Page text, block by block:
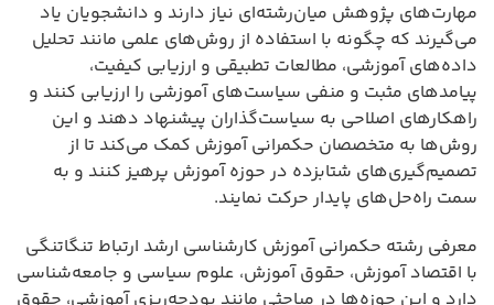
مهارت‌های پژوهش میان‌رشته‌ای نیاز دارند و دانشجویان یاد
می‌گیرند که چگونه با استفاده از روش‌های علمی مانند تحلیل
داده‌های آموزشی، مطالعات تطبیقی و ارزیابی کیفیت،
پیامدهای مثبت و منفی سیاست‌های آموزشی را ارزیابی کنند و
راهکارهای اصلاحی به سیاست‌گذاران پیشنهاد دهند و این
روش‌ها به متخصصان حکمرانی آموزش کمک می‌کند تا از
تصمیم‌گیری‌های شتابزده در حوزه آموزش پرهیز کنند و به
سمت راه‌حل‌های پایدار حرکت نمایند.
معرفی رشته حکمرانی آموزش کارشناسی ارشد ارتباط تنگاتنگی
با اقتصاد آموزش، حقوق آموزش، علوم سیاسی و جامعه‌شناسی